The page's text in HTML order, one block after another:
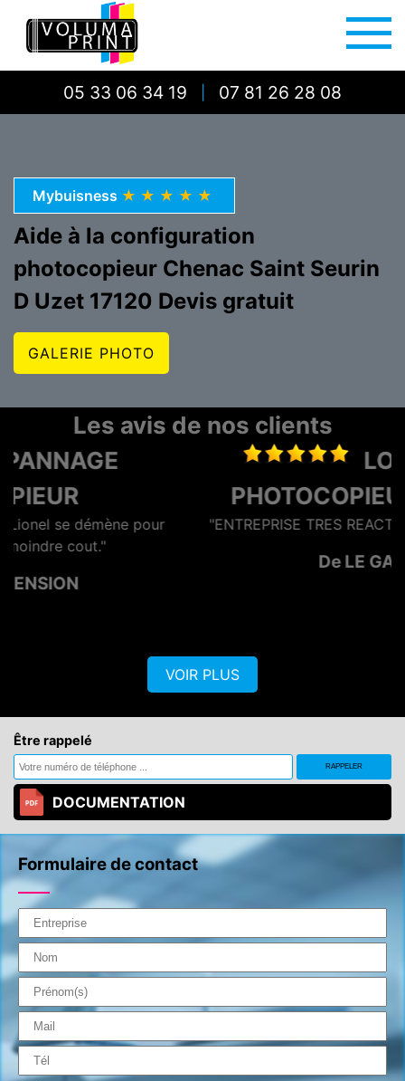
05 33 06 34 19 07 81 26 28 08
Mybuisness ★★★★★
Aide à la configuration
photocopieur Chenac Saint Seurin
D Uzet 17120 Devis gratuit
GALERIE PHOTO
Les avis de nos clients
LOCATION
PHOTOCOPIEUR NIORT
"ENTREPRISE TRES REACTIVE ET EFFICACE"
VOIR PLUS
Être rappelé
DOCUMENTATION
Formulaire de contact